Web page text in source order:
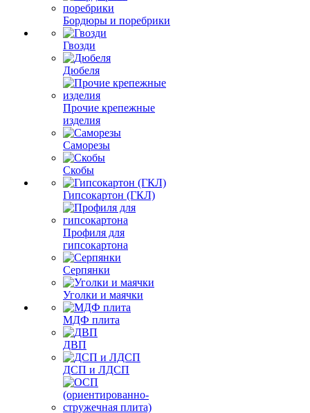
Бордюры и поребрики
Гвозди
Дюбеля
Прочие крепежные
изделия
Саморезы
Скобы
Гипсокартон (ГКЛ)
Профиля для
гипсокартона
Серпянки
Уголки и маячки
МДФ плита
ДВП
ДСП и ЛДСП